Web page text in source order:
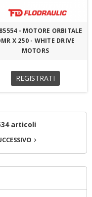
- MOTORE ORBITALE
X 250 - WHITE DRIVE
MOTORS
REGISTRATI
articoli
navigate_next